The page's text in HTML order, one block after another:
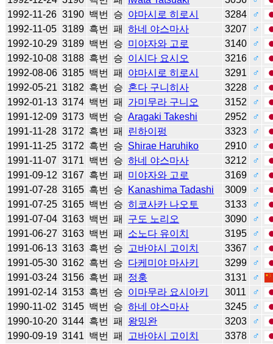
1992-11-26 3190 백번 승 야마시로 히로시 3284
♂
1992-11-05 3189 흑번 패 하네 야스마사 3207
♂
1992-10-29 3189 백번 승 미야자와 고로 3140
♂
1992-10-08 3188 흑번 승 이시다 요시오 3216
♂
1992-08-06 3185 백번 패 야마시로 히로시 3291
♂
1992-05-21 3182 흑번 승 혼다 구니히사 3228
♂
1992-01-13 3174 백번 패 가미무라 구니오 3152
♂
1991-12-09 3173 백번 승 Aragaki Takeshi 2952
♂
1991-11-28 3172 흑번 패 린하이펑 3323
♂
1991-11-25 3172 흑번 승 Shirae Haruhiko 2910
♂
1991-11-07 3171 백번 승 하네 야스마사 3212
♂
1991-09-12 3167 흑번 패 미야자와 고로 3169
♂
1991-07-28 3165 흑번 승 Kanashima Tadashi 3009
♂
1991-07-25 3165 백번 승 히코사카 나오토 3133
♂
1991-07-04 3163 백번 패 구도 노리오 3090
♂
1991-06-27 3163 백번 패 소노다 유이치 3195
♂
1991-06-13 3163 흑번 승 고바야시 고이치 3367
♂
1991-05-30 3162 흑번 승 다케미야 마사키 3299
♂
1991-03-24 3156 흑번 패 정훙 3131
♂
1991-02-14 3153 흑번 승 이마무라 요시아키 3011
♂
1990-11-02 3145 백번 승 하네 야스마사 3245
♂
1990-10-20 3144 흑번 패 왕밍완 3203
♂
1990-09-19 3141 백번 패 고바야시 고이치 3378
♂